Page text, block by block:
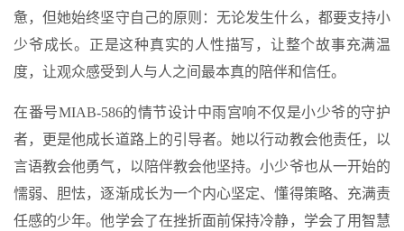
惫，但她始终坚守自己的原则：无论发生什么，都要支持小
少爷成长。正是这种真实的人性描写，让整个故事充满温
度，让观众感受到人与人之间最本真的陪伴和信任。
在番号MIAB-586的情节设计中雨宫响不仅是小少爷的守护
者，更是他成长道路上的引导者。她以行动教会他责任，以
言语教会他勇气，以陪伴教会他坚持。小少爷也从一开始的
懦弱、胆怯，逐渐成长为一个内心坚定、懂得策略、充满责
任感的少年。他学会了在挫折面前保持冷静，学会了用智慧